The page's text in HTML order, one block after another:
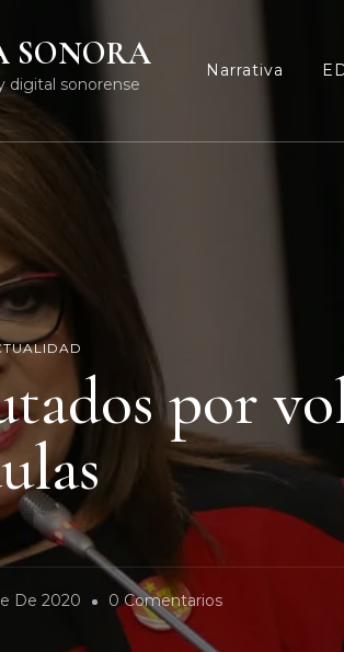
SONORA
digital sonorense
Narrativa
por
De 2020 0 ComentariosEn